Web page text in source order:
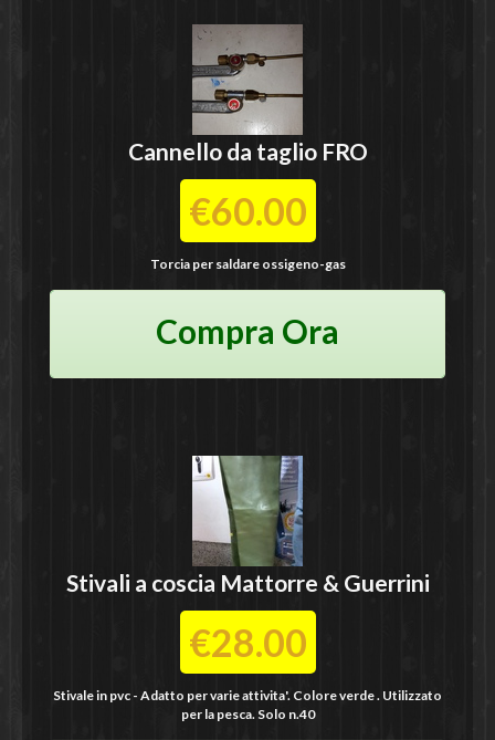
Cannello da taglio FRO
€60.00
Torcia per saldare ossigeno-gas
Compra Ora
Stivali a coscia Mattorre & Guerrini
€28.00
Stivale in pvc - Adatto per varie attivita'. Colore verde . Utilizzato
per la pesca. Solo n.40